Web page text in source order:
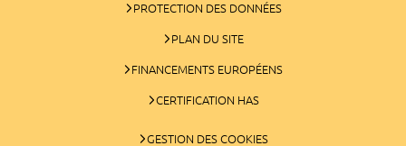
PROTECTION DES DONNÉES
PLAN DU SITE
FINANCEMENTS EUROPÉENS
CERTIFICATION HAS
GESTION DES COOKIES